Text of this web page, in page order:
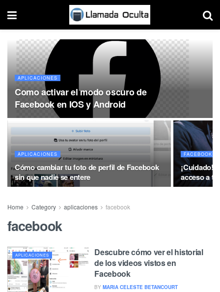
APLICACIONES
Como activar el modo oscuro de
Facebook en IOS y Android
APLICACIONES
Cómo cambiar tu foto de perfil de Facebook
sin que nadie se entere
FACEBOOK
¡Cuidado!
acceso a
Home Category aplicaciones facebook
facebook
APLICACIONES
Descubre cómo ver el historial
de los videos vistos en
Facebook
BY MARIA CELESTE BETANCOURT